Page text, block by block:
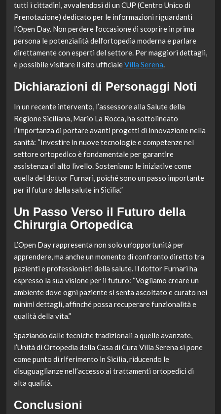
tutti i cittadini, avvalendosi di un CUP (Centro Unico di
Prenotazione) dedicato per le informazioni riguardanti
l’Open Day. Non perdere l’occasione di scoprire in prima
persona le potenzialità dell’ortopedia moderna e parlare
direttamente con esperti del settore. Per maggiori dettagli,
è possibile visitare il sito ufficialeVilla Serena.
Dichiarazioni di Personaggi Noti
In un recente intervento, l’assessore alla Salute della
Regione Siciliana, Mario La Rocca, ha sottolineato
l’importanza di portare avanti progetti di innovazione nella
sanità: “Investire in nuove tecnologie e competenze nel
settore ortopedico è fondamentale per garantire
assistenza di alto livello. Sosteniamo le iniziative come
quella del dottor Furnari, poiché sono un passo importante
per il futuro della salute in Sicilia.”
Un Passo Verso il Futuro della
Chirurgia Ortopedica
L’Open Day rappresenta non solo un’opportunità per
apprendere, ma anche un momento di confronto diretto tra
pazienti e professionisti della salute. Il dottor Furnari ha
espresso la sua visione per il futuro: “Vogliamo creare un
ambiente dove ogni paziente si senta ascoltato e curato nei
minimi dettagli, affinché possa recuperare funzionalità e
qualità della vita.”
Spaziando dalle tecniche tradizionali a quelle avanzate,
l’Unità di Ortopedia della Casa di Cura Villa Serena si pone
come punto di riferimento in Sicilia, riducendo le
disuguaglianze nell’accesso ai trattamenti ortopedici di
alta qualità.
Conclusioni